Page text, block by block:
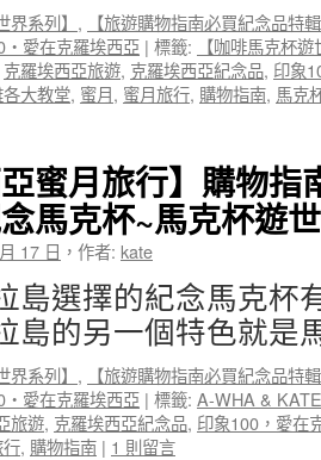
界系列】 ,
【旅遊購物指南必買紀念品特
愛在克羅埃西亞 | 標籤:
【咖啡馬克杯
克羅埃西亞旅遊, 克羅埃西亞紀念品, 印象
大教堂, 蜜月, 蜜月旅行, 購物指南, 馬克
亞蜜月旅行】購物
馬克杯~馬克杯遊
17 日 ， 作者: kate
島選擇的紀念馬克杯
島的另一個特色就
界系列】 ,
【旅遊購物指南必買紀念品特
愛在克羅埃西亞 | 標籤: A-WHA & KATE
旅遊, 克羅埃西亞紀念品, 印象100，愛在
, 購物指南 | 1 則留言